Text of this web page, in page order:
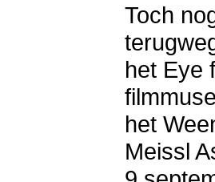
Toch
het Eye
het
Meissl